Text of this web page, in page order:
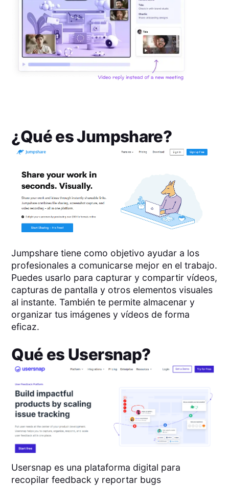
¿Qué esJumpshare?
Jumpshare tiene como objetivo ayudar a los
profesionales a comunicarse mejor en el trabajo.
Puedes usarlo para capturar y compartir vídeos,
capturas de pantalla y otros elementos visuales
al instante. También te permite almacenar y
organizar tus imágenes y vídeos de forma
eficaz.
Qué es Usersnap?
Usersnap es una plataforma digital para
recopilar feedback y reportar bugs